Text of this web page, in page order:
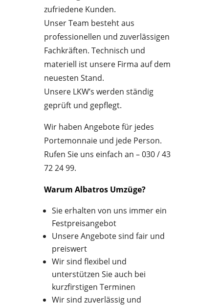
zufriedene Kunden.
Unser Team besteht aus
professionellen und zuverlässigen
Fachkräften. Technisch und
materiell ist unsere Firma auf dem
neuesten Stand.
Unsere LKW’s werden ständig
geprüft und gepflegt.
Wir haben Angebote für jedes
Portemonnaie und jede Person.
Rufen Sie uns einfach an – 030 / 43
72 24 99.
Warum Albatros Umzüge?
Sie erhalten von uns immer ein
Festpreisangebot
Unsere Angebote sind fair und
preiswert
Wir sind flexibel und
unterstützen Sie auch bei
kurzfirstigen Terminen
Wir sind zuverlässig und